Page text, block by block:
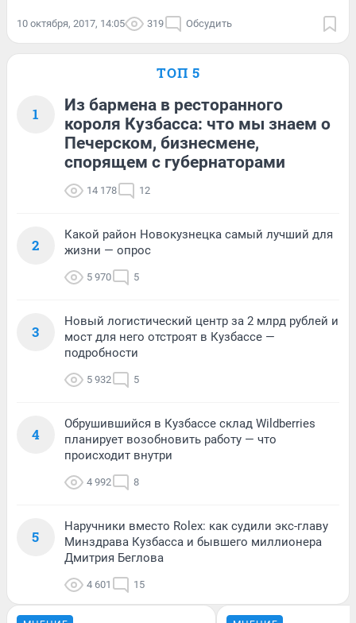
10 октября, 2017, 14:05 319 Обсудить
ТОП 5
1
Из бармена в ресторанного
короля Кузбасса: что мы знаем о
Печерском, бизнесмене,
спорящем с губернаторами
14 178 12
2
Какой район Новокузнецка самый лучший для
жизни — опрос
5 970 5
3
Новый логистический центр за 2 млрд рублей и
мост для него отстроят в Кузбассе —
подробности
5 932 5
4
Обрушившийся в Кузбассе склад Wildberries
планирует возобновить работу — что
происходит внутри
4 992 8
5
Наручники вместо Rolex: как судили экс-главу
Минздрава Кузбасса и бывшего миллионера
Дмитрия Беглова
4 601 15